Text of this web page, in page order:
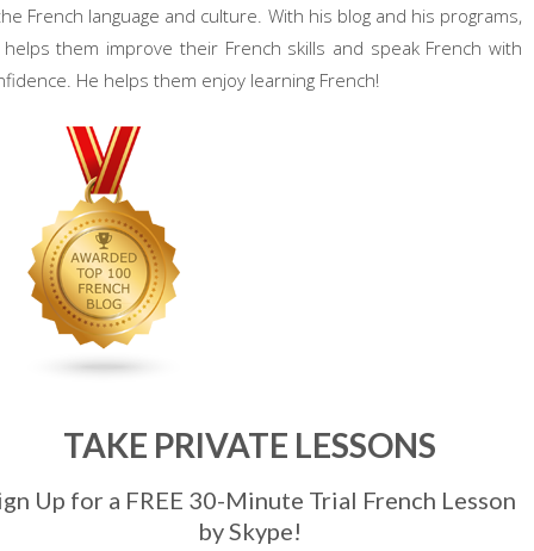
French language and culture. With his blog and his programs,
them improve their French skills and speak French with
He helps them enjoy learning French!
TAKE PRIVATE LESSONS
Up for a FREE 30-Minute Trial French Lesson
by Skype!